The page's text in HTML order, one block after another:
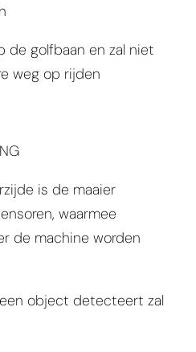
de golfbaan en zal niet
weg op rijden
is de maaier
, waarmee
de machine worden
object detecteert zal